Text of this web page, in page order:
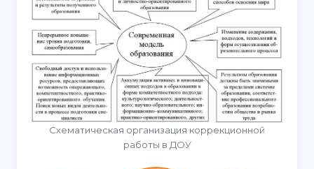
Схематическая организация коррекционной
работы в ДОУ